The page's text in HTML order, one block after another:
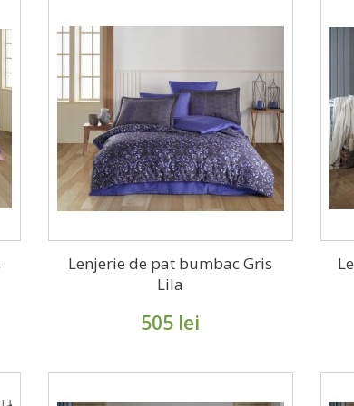
Lenjerie de pat bumbac Gris
Lila
505 lei